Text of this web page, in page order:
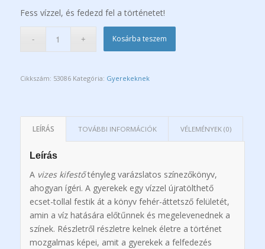
Fess vízzel, és fedezd fel a történetet!
Kosárba teszem
Cikkszám: 53086 Kategória: Gyerekeknek
LEÍRÁS TOVÁBBI INFORMÁCIÓK VÉLEMÉNYEK (0)
Leírás
A vizes kifestőtényleg varázslatos színezőkönyv,
ahogyan ígéri. A gyerekek egy vízzel újratölthető
ecset-tollal festik át a könyv fehér-áttetsző felületét,
amin a víz hatására előtűnnek és megelevenednek a
színek. Részletről részletre kelnek életre a történet
mozgalmas képei, amit a gyerekek a felfedezés